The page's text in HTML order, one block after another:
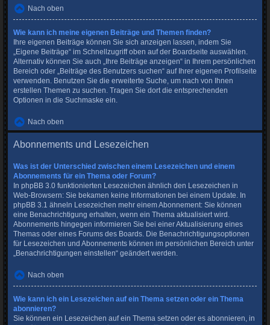
Nach oben
Wie kann ich meine eigenen Beiträge und Themen finden?
Ihre eigenen Beiträge können Sie sich anzeigen lassen, indem Sie
„Eigene Beiträge“ im Schnellzugriff oben auf der Boardseite auswählen.
Alternativ können Sie auch „Ihre Beiträge anzeigen“ in Ihrem persönlichen
Bereich oder „Beiträge des Benutzers suchen“ auf Ihrer eigenen Profilseite
verwenden. Benutzen Sie die erweiterte Suche, um nach von Ihnen
erstellen Themen zu suchen. Tragen Sie dort die entsprechenden
Optionen in die Suchmaske ein.
Nach oben
Abonnements und Lesezeichen
Was ist der Unterschied zwischen einem Lesezeichen und einem
Abonnements für ein Thema oder Forum?
In phpBB 3.0 funktionierten Lesezeichen ähnlich den Lesezeichen in
Web-Browsern: Sie bekamen keine Informationen bei einem Update. In
phpBB 3.1 ähneln Lesezeichen mehr einem Abonnement: Sie können
eine Benachrichtigung erhalten, wenn ein Thema aktualisiert wird.
Abonnements hingegen informieren Sie bei einer Aktualisierung eines
Themas oder eines Forums des Boards. Die Benachrichtigungsoptionen
für Lesezeichen und Abonnements können im persönlichen Bereich unter
„Benachrichtigungen einstellen“ geändert werden.
Nach oben
Wie kann ich ein Lesezeichen auf ein Thema setzen oder ein Thema
abonnieren?
Sie können ein Lesezeichen auf ein Thema setzen oder es abonnieren, in